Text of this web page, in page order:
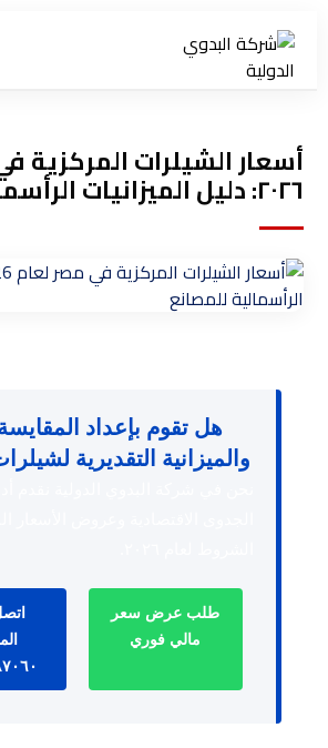
أسعار الشيلرات المركزية
٢٠٢٦: دليل الميزانيات الرأسمالية للمصانع
هل تقوم بإعداد المقايسة
والميزانية التقديرية
طلب عرض سعر
مالي فوري